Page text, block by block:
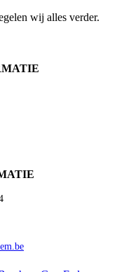
wij alles verder.